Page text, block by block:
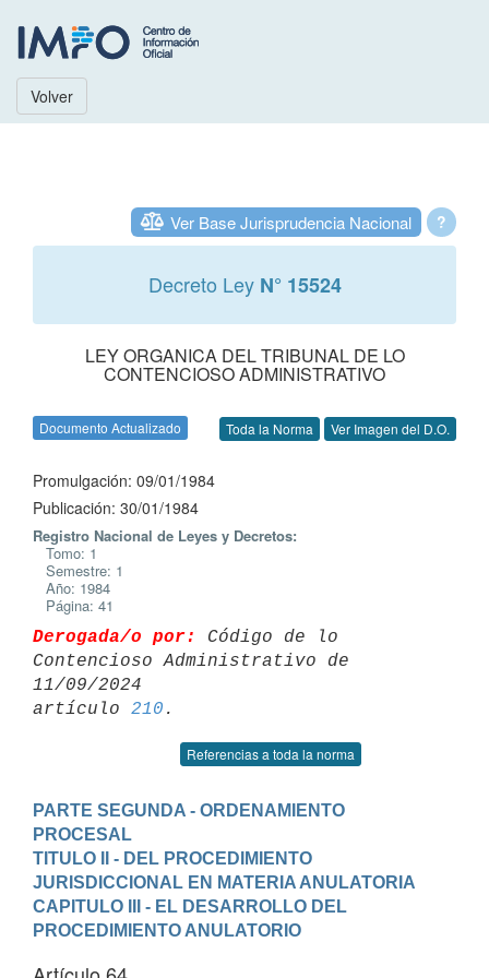
Volver
?
Ver Base Jurisprudencia Nacional
Decreto Ley N° 15524
LEY ORGANICA DEL TRIBUNAL DE LO
CONTENCIOSO ADMINISTRATIVO
Documento Actualizado Toda la Norma Ver Imagen del D.O.
Promulgación: 09/01/1984
Publicación: 30/01/1984
Registro Nacional de Leyes y Decretos:
Tomo: 1
Semestre: 1
Año: 1984
Página: 41
Derogada/o por:
Código de lo
Contencioso Administrativo de
11/09/2024
artículo 210
Referencias a toda la norma
PARTE SEGUNDA - ORDENAMIENTO
PROCESAL
TITULO II - DEL PROCEDIMIENTO
JURISDICCIONAL EN MATERIA ANULATORIA
CAPITULO III - EL DESARROLLO DEL
PROCEDIMIENTO ANULATORIO